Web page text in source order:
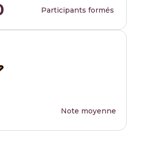
Participants formés
Note moyenne